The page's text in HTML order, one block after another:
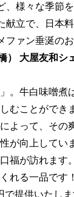
様々な季節
献立で、日本
ァン垂涎のお
） 大屋友和シ
。牛白味噌煮
むことができ
よって、その
が向上してい
福が訪れます。
れる一品です！
提供いたしま